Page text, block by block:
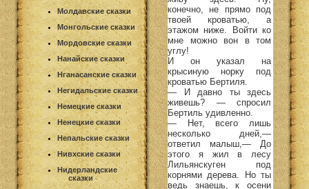
Молдавские сказки
Монгольские сказки
Мордовские сказки
Нанайские сказки
Нганасанские сказки
Негидальские сказки
Немецкие сказки
Ненецкие сказки
Непальские сказки
Нивхские сказки
Нидерландские
сказки
конечно, не прямо под
твоей кроватью, а
этажом ниже. Войти ко
мне можно вон в том
углу!
И он указал на
крысиную норку под
кроватью Бертиля.
— И давно ты здесь
живешь? — спросил
Бертиль удивленно.
— Нет, всего лишь
несколько дней,—
ответил малыш,— До
этого я жил в лесу
Лильянскуген под
корнями дерева. Но ты
ведь знаешь, к осени